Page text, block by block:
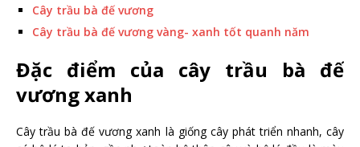
Cây trầu bà đế vương
Cây trầu bà đế vương vàng- xanh tốt quanh năm
Đặc điểm của cây trầu bà đế
vương xanh
Cây trầu bà đế vương xanh là giống cây phát triển nhanh, cây